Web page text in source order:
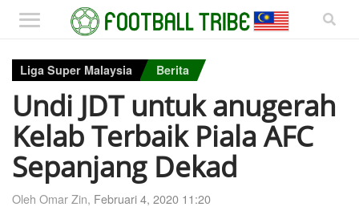
Liga Super Malaysia Berita
Undi JDT untuk anugerah
Kelab Terbaik Piala AFC
Sepanjang Dekad
Oleh Omar Zin, Februari 4, 2020 11:20